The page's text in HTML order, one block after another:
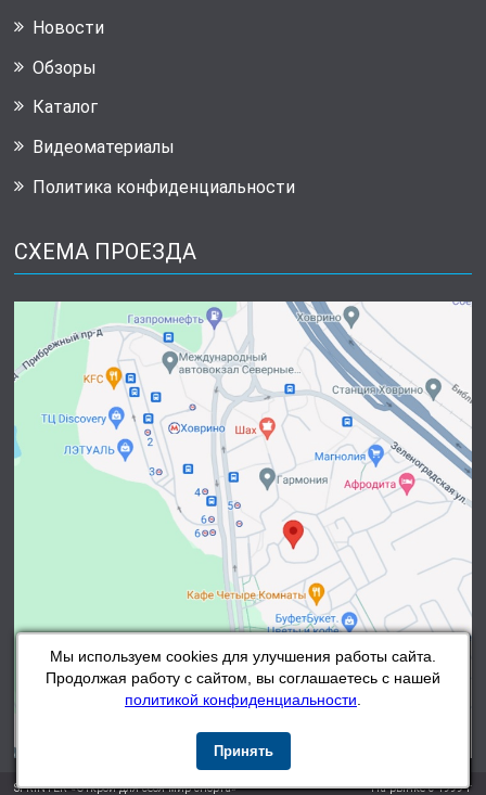
Мы используем cookies для улучшения работы сайта.
Продолжая работу с сайтом, вы соглашаетесь с нашей
политикой конфиденциальности
Принять
Новости
Обзоры
Каталог
Видеоматериалы
Политика конфиденциальности
СХЕМА ПРОЕЗДА
SPRINTER «Открой для себя мир спорта» На рынке с 1999 г